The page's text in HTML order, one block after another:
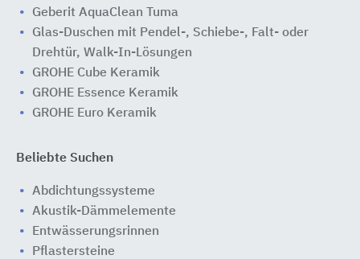
Geberit AquaClean Tuma
Glas-Duschen mit Pendel-, Schiebe-, Falt- oder
Drehtür, Walk-In-Lösungen
GROHE Cube Keramik
GROHE Essence Keramik
GROHE Euro Keramik
Beliebte Suchen
Abdichtungssysteme
Akustik-Dämmelemente
Entwässerungsrinnen
Pflastersteine